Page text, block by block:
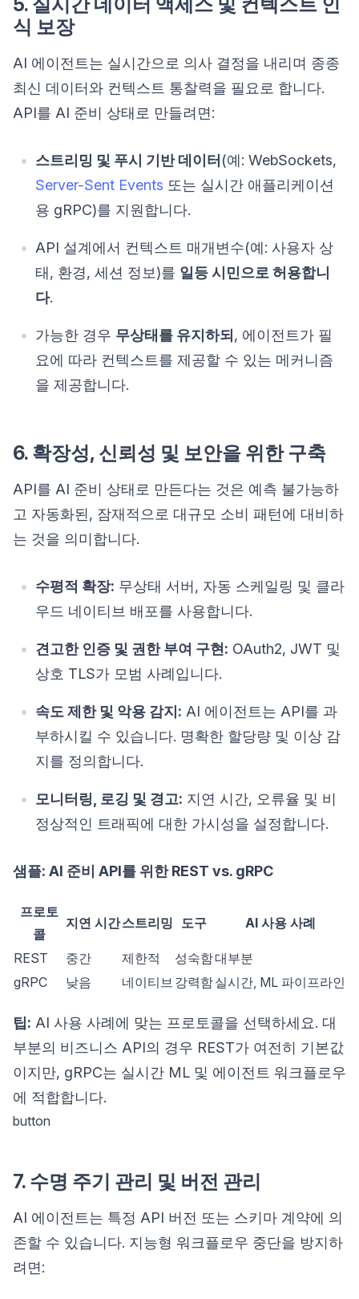
식 보장
AI 에이전트는 실시간으로 의사 결정을 내리며 종종
최신 데이터와 컨텍스트 통찰력을 필요로 합니다.
API를 AI 준비 상태로 만들려면:
스트리밍 및 푸시 기반 데이터(예: WebSockets,
Server-Sent Events 또는 실시간 애플리케이션
용 gRPC)를 지원합니다.
API 설계에서 컨텍스트 매개변수(예: 사용자 상
태, 환경, 세션 정보)를 일등 시민으로 허용합니
다.
가능한 경우 무상태를 유지하되, 에이전트가 필
요에 따라 컨텍스트를 제공할 수 있는 메커니즘
을 제공합니다.
6. 확장성, 신뢰성 및 보안을 위한 구축
API를 AI 준비 상태로 만든다는 것은 예측 불가능하
고 자동화된, 잠재적으로 대규모 소비 패턴에 대비하
는 것을 의미합니다.
수평적 확장: 무상태 서버, 자동 스케일링 및 클라
우드 네이티브 배포를 사용합니다.
견고한 인증 및 권한 부여 구현: OAuth2, JWT 및
상호 TLS가 모범 사례입니다.
속도 제한 및 악용 감지: AI 에이전트는 API를 과
부하시킬 수 있습니다. 명확한 할당량 및 이상 감
지를 정의합니다.
모니터링, 로깅 및 경고: 지연 시간, 오류율 및 비
정상적인 트래픽에 대한 가시성을 설정합니다.
샘플: AI 준비 API를 위한 REST vs. gRPC
프로토
콜
지연 시간스트리밍 도구 AI 사용 사례
REST 중간 제한적 성숙함대부분
gRPC
낮음 네이티브 강력함실시간, ML 파이프라인
팁: AI 사용 사례에 맞는 프로토콜을 선택하세요. 대
부분의 비즈니스 API의 경우 REST가 여전히 기본값
이지만, gRPC는 실시간 ML 및 에이전트 워크플로우
에 적합합니다.
button
7. 수명 주기 관리 및 버전 관리
AI 에이전트는 특정 API 버전 또는 스키마 계약에 의
존할 수 있습니다. 지능형 워크플로우 중단을 방지하
려면: